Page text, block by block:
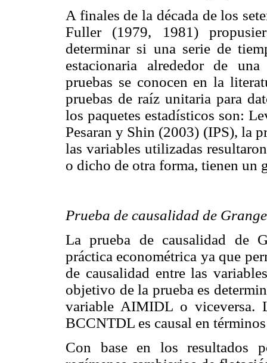
A finales de la década de los
Fuller (1979, 1981)
determinar si una serie de
estacionaria alrededor de
pruebas se conocen en la
pruebas de raíz unitaria para
los paquetes estadísticos son:
Pesaran y Shin (2003) (IPS), la
las variables utilizadas
o dicho de otra forma, tienen un
Prueba de causalidad de
La prueba de causalidad de
práctica econométrica ya que
de causalidad entre las
objetivo de la prueba es
variable AIMIDL o viceversa.
BCCNTDL es causal en
Con base en los resultados